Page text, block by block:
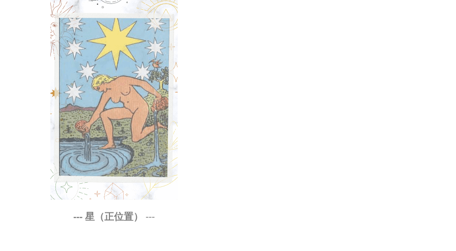
--- 星（正位置） ---